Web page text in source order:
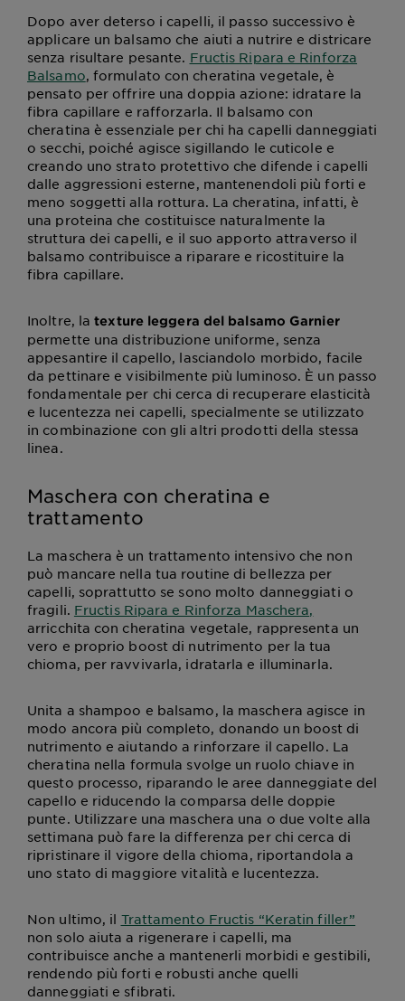
Dopo aver deterso i capelli, il passo successivo è
applicare un balsamo che aiuti a nutrire e districare
senza risultare pesante. Fructis Ripara e Rinforza
Balsamo, formulato con cheratina vegetale, è
pensato per offrire una doppia azione: idratare la
fibra capillare e rafforzarla. Il balsamo con
cheratina è essenziale per chi ha capelli danneggiati
o secchi, poiché agisce sigillando le cuticole e
creando uno strato protettivo che difende i capelli
dalle aggressioni esterne, mantenendoli più forti e
meno soggetti alla rottura. La cheratina, infatti, è
una proteina che costituisce naturalmente la
struttura dei capelli, e il suo apporto attraverso il
balsamo contribuisce a riparare e ricostituire la
fibra capillare.
Inoltre, latexture leggera del balsamo Garnier
permette una distribuzione uniforme, senza
appesantire il capello, lasciandolo morbido, facile
da pettinare e visibilmente più luminoso. È un passo
fondamentale per chi cerca di recuperare elasticità
e lucentezza nei capelli, specialmente se utilizzato
in combinazione con gli altri prodotti della stessa
linea.
Maschera con cheratina e
trattamento
La maschera è un trattamento intensivo che non
può mancare nella tua routine di bellezza per
capelli, soprattutto se sono molto danneggiati o
fragili. Fructis Ripara e Rinforza Maschera,
arricchita con cheratina vegetale, rappresenta un
vero e proprio boost di nutrimento per la tua
chioma, per ravvivarla, idratarla e illuminarla.
Unita a shampoo e balsamo, la maschera agisce in
modo ancora più completo, donando un boost di
nutrimento e aiutando a rinforzare il capello. La
cheratina nella formula svolge un ruolo chiave in
questo processo, riparando le aree danneggiate del
capello e riducendo la comparsa delle doppie
punte. Utilizzare una maschera una o due volte alla
settimana può fare la differenza per chi cerca di
ripristinare il vigore della chioma, riportandola a
uno stato di maggiore vitalità e lucentezza.
Non ultimo, il Trattamento Fructis “Keratin filler”
non solo aiuta a rigenerare i capelli, ma
contribuisce anche a mantenerli morbidi e gestibili,
rendendo più forti e robusti anche quelli
danneggiati e sfibrati.